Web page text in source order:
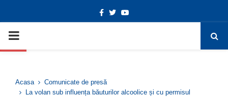
Deschide bara de unelte
Facebook
TwitterYoutube
PRIMARY
Acasa
Comunicate de presă
La volan sub influența băuturilor alcoolice și cu permisul